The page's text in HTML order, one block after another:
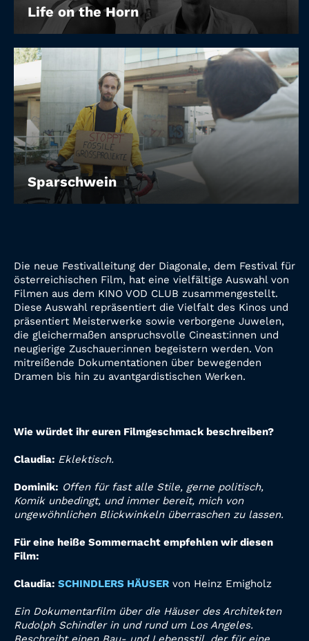
Die neue Festivalleitung der Diagonale, dem Festival für
österreichischen Film, hat eine vielfältige Auswahl von
Filmen aus dem KINO VOD CLUB zusammengestellt.
Diese Auswahl repräsentiert die Vielfalt des Kinos und
präsentiert Meisterwerke sowie verborgene Juwelen,
die gleichermaßen anspruchsvolle Cineast:innen und
neugierige Zuschauer:innen begeistern werden. Von
mitreißende Dokumentationen über bewegenden
Dramen bis hin zu avantgardistischen Werken.
Wie würdet ihr euren Filmgeschmack beschreiben?
Claudia: Eklektisch.
Dominik: Offen für fast alle Stile, gerne politisch,
Komik unbedingt, und immer bereit, mich von
ungewöhnlichen Blickwinkeln überraschen zu lassen.
Für eine heiße Sommernacht empfehlen wir diesen
Film:
Claudia: SCHINDLERS HÄUSER von Heinz Emigholz
Ein Dokumentarfilm über die Häuser desArchitekten
Rudolph Schindler in und rund um Los Angeles.
Life on the Horn
Sparschwein